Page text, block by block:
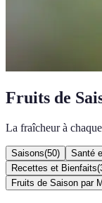
Fruits de
La fraîcheur à
Saisons(50) Santé
Recettes et Bienfaits(
Fruits de Saison par